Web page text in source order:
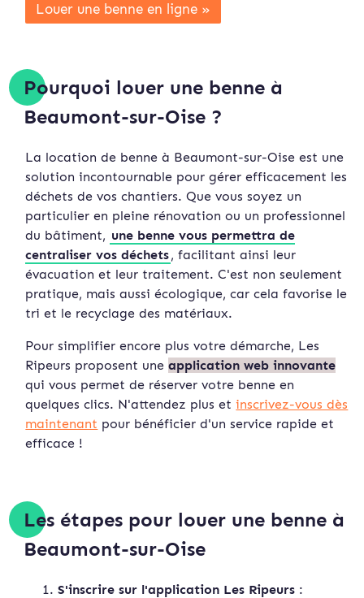
Louer une benne en ligne »
Pourquoi louer une benne à
Beaumont-sur-Oise ?
La location de benne à Beaumont-sur-Oise est une
solution incontournable pour gérer efficacement les
déchets de vos chantiers. Que vous soyez un
particulier en pleine rénovation ou un professionnel
du bâtiment, une benne vous permettra de
centraliser vos déchets, facilitant ainsi leur
évacuation et leur traitement. C'est non seulement
pratique, mais aussi écologique, car cela favorise le
tri et le recyclage des matériaux.
Pour simplifier encore plus votre démarche, Les
Ripeurs proposent uneapplication web innovante
qui vous permet de réserver votre benne en
quelques clics. N'attendez plus etinscrivez-vous dès
maintenant pour bénéficier d'un service rapide et
efficace !
Les étapes pour louer une benne à
Beaumont-sur-Oise
S'inscrire sur l'application Les Ripeurs :